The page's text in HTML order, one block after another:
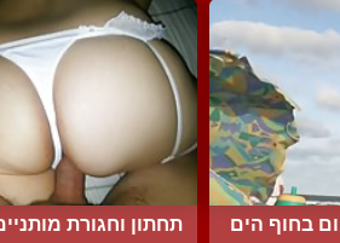
בחוף הים תחתון וחגורת